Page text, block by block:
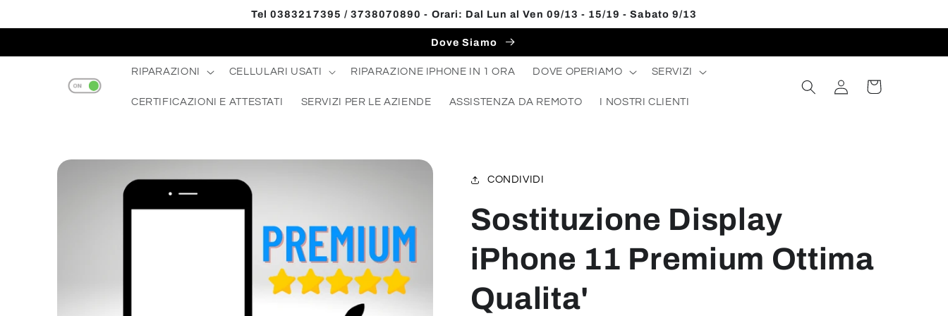
Read
ai contenuti
Tel 0383217395 / 3738070890 - Orari: Dal Lun al Ven 09/13 - 15/19 - Sabato 9/13
Dove Siamo
RIPARAZIONI CELLULARI USATI RIPARAZIONE IPHONE IN 1 ORA DOVE OPERIAMO SERVIZI
CERTIFICAZIONI E ATTESTATI SERVIZI PER LE AZIENDE ASSISTENZA DA REMOTO I NOSTRI CLIENTI
Accedi Carrello
sul prodotto
CONDIVIDI
Sostituzione Display
iPhone 11 Premium Ottima
Qualita'